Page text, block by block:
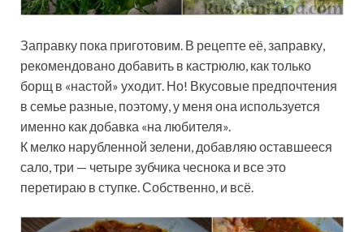
Заправку пока приготовим. В рецепте её, заправку,
рекомендовано добавить в кастрюлю, как только
борщ в «настой» уходит. Но! Вкусовые предпочтения
в семье разные, поэтому, у меня она используется
именно как добавка «на любителя».
К мелко нарубленной зелени, добавляю оставшееся
сало, три — четыре зубчика чеснока и все это
перетираю в ступке. Собственно, и всё.